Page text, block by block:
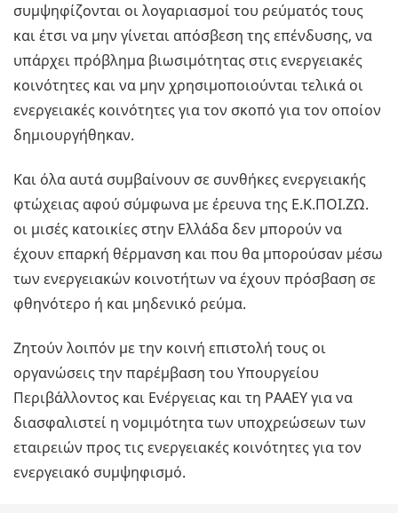
συμψηφίζονται οι λογαριασμοί του ρεύματός τους
και έτσι να μην γίνεται απόσβεση της επένδυσης, να
υπάρχει πρόβλημα βιωσιμότητας στις ενεργειακές
κοινότητες και να μην χρησιμοποιούνται τελικά οι
ενεργειακές κοινότητες για τον σκοπό για τον οποίον
δημιουργήθηκαν.
Και όλα αυτά συμβαίνουν σε συνθήκες ενεργειακής
φτώχειας αφού σύμφωνα με έρευνα της Ε.Κ.ΠΟΙ.ΖΩ.
οι μισές κατοικίες στην Ελλάδα δεν μπορούν να
έχουν επαρκή θέρμανση και που θα μπορούσαν μέσω
των ενεργειακών κοινοτήτων να έχουν πρόσβαση σε
φθηνότερο ή και μηδενικό ρεύμα.
Ζητούν λοιπόν με την κοινή επιστολή τους οι
οργανώσεις την παρέμβαση του Υπουργείου
Περιβάλλοντος και Ενέργειας και τη ΡΑΑΕΥ για να
διασφαλιστεί η νομιμότητα των υποχρεώσεων των
εταιρειών προς τις ενεργειακές κοινότητες για τον
ενεργειακό συμψηφισμό.